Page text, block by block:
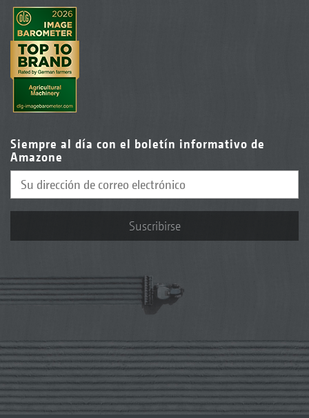
Siempre al día con el boletín informativo de
Amazone
Suscribirse